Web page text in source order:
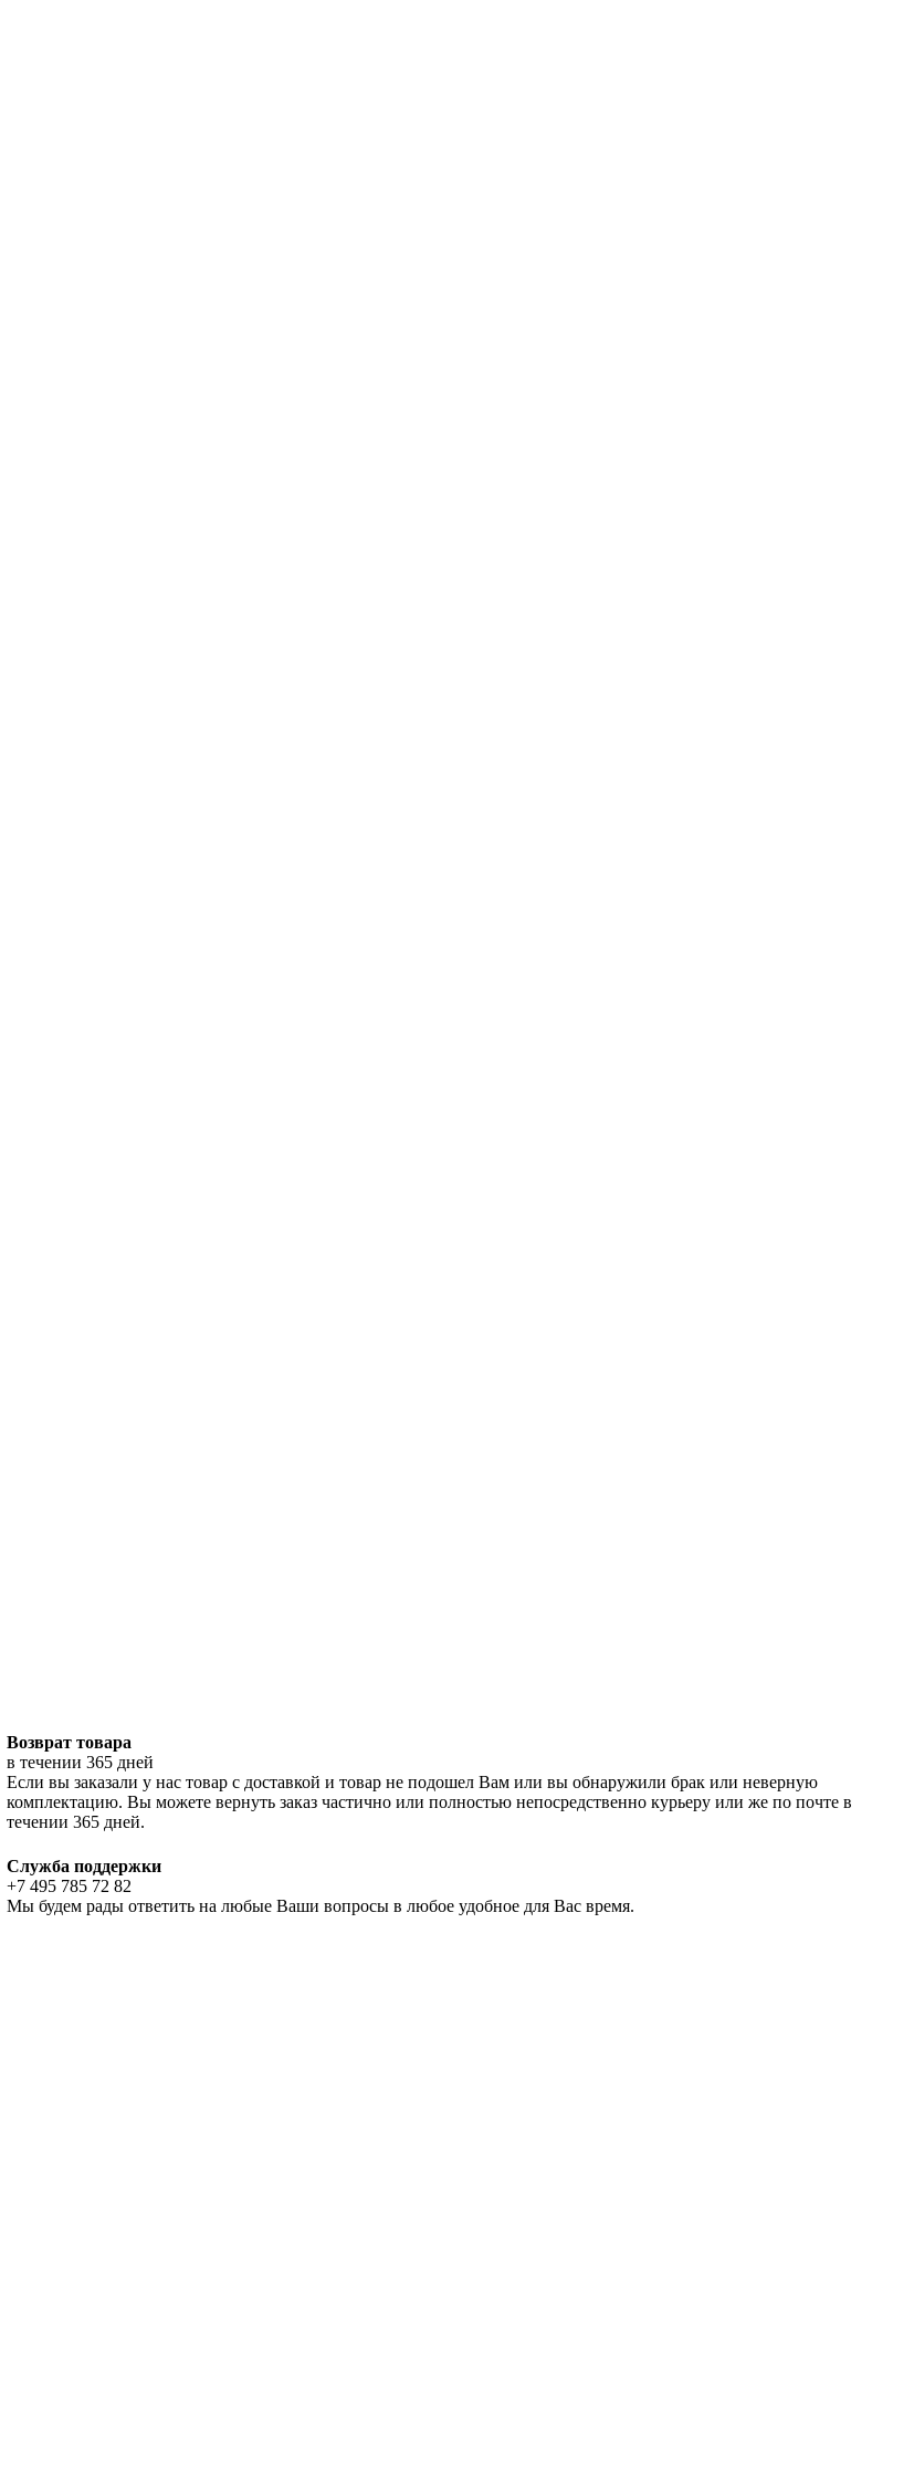
Возврат товара
в течении 365 дней
Если вы заказали у нас товар с доставкой и товар не подошел Вам или вы обнаружили брак или неверную
комплектацию. Вы можете вернуть заказ частично или полностью непосредственно курьеру или же по почте в
течении 365 дней.
Служба поддержки
+7 495 785 72 82
Мы будем рады ответить на любые Ваши вопросы в любое удобное для Вас время.